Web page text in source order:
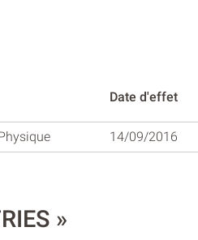
Date d'effet
14/09/2016
»